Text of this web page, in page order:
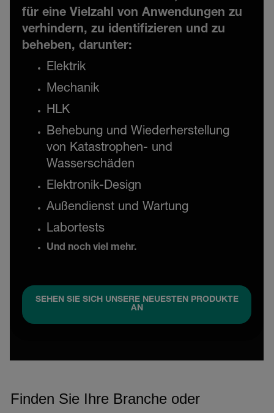
für eine Vielzahl von Anwendungen zu
verhindern, zu identifizieren und zu
beheben, darunter:
Elektrik
Mechanik
HLK
Behebung und Wiederherstellung
von Katastrophen- und
Wasserschäden
Elektronik-Design
Außendienst und Wartung
Labortests
Und noch viel mehr.
SEHEN SIE SICH UNSERE NEUESTEN PRODUKTE
AN
Finden Sie Ihre Branche oder